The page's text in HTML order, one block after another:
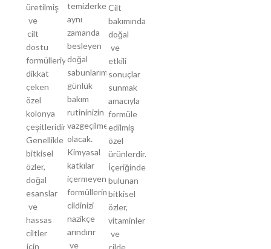
üretilmiş
ve
cilt
dostu
formülleriyle
dikkat
çeken
özel
kolonya
çeşitleridir.
Genellikle
bitkisel
özler,
doğal
esanslar
ve
hassas
ciltler
için
temizlerken
aynı
zamanda
besleyen
doğal
sabunlarımız,
günlük
bakım
rutininizin
vazgeçilmezi
olacak.
Kimyasal
katkılar
içermeyen
formüllerimiz,
cildinizi
nazikçe
arındırır
ve
Cilt
bakımında
doğal
ve
etkili
sonuçlar
sunmak
amacıyla
formüle
edilmiş
özel
ürünlerdir.
İçeriğinde
bulunan
bitkisel
özler,
vitaminler
ve